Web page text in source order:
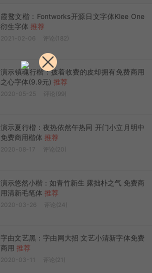
霞鹜文楷：Fontworks开源日文字体Klee One
衍生字体 推荐
2021-02-06 评论(182)
演示镇魂行楷：披着收费的皮却拥有免费商用
之心字体(9.9元) 推荐
2020-05-25 评论(99)
演示夏行楷：夜热依然午热同 开门小立月明中
免费商用楷体 推荐
2020-08-17 评论(20)
演示悠然小楷：如青竹新生 露拙朴之气 免费商
用清新毛笔体 推荐
2020-03-26 评论(24)
字由文艺黑：字由网大招 文艺小清新字体免费
商用 推荐
2020-03-11 评论(21)